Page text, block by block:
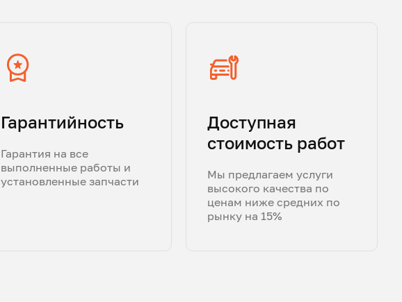
Гарантийность
Гарантия на все
выполненные работы и
установленные запчасти
Доступная
стоимость работ
Мы предлагаем услуги
высокого качества по
ценам ниже средних по
рынку на 15%